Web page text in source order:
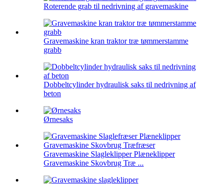
Roterende grab til nedrivning af gravemaskine
Gravemaskine kran traktor træ tømmerstamme
grabb
Dobbeltcylinder hydraulisk saks til nedrivning af
beton
Ørnesaks
Gravemaskine Slagleklipper Plæneklipper
Gravemaskine Skovbrug Træ ...